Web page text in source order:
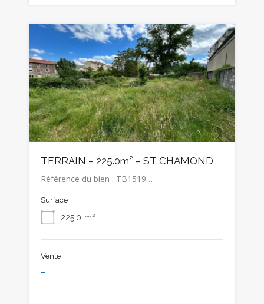
TERRAIN – 225.0m² – ST CHAMOND
Référence du bien : TB1519…
Surface
225.0 m²
Vente
-